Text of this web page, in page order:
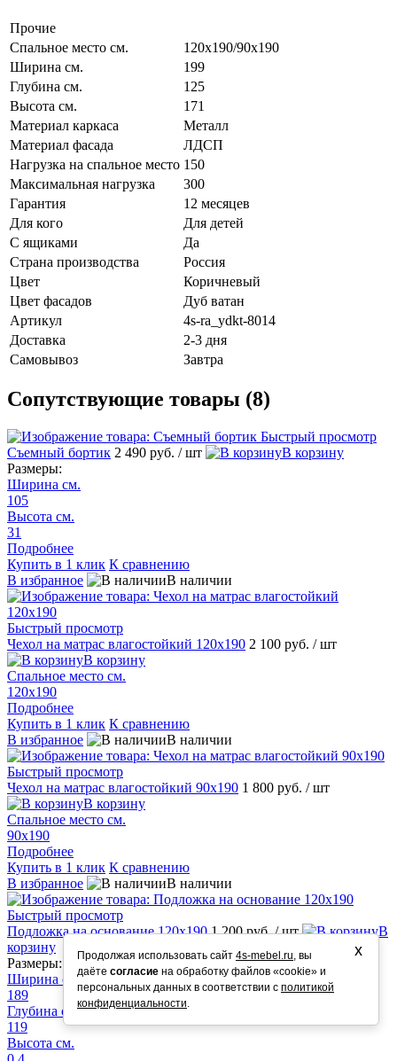
Прочие
Спальное место см.
120х190/90х190
Ширина см.
199
Глубина см.
125
Высота см.
171
Материал каркаса
Металл
Материал фасада
ЛДСП
Нагрузка на спальное место 150
Максимальная нагрузка
300
Гарантия
12 месяцев
Для кого
Для детей
С ящиками
Да
Страна производства
Россия
Цвет
Коричневый
Цвет фасадов
Дуб ватан
Артикул
4s-ra_ydkt-8014
Доставка
2-3 дня
Самовывоз
Завтра
Сопутствующие товары (8)
Быстрый просмотр
Съемный бортик 2 490 руб. / шт
В корзину
Размеры:
Ширина см.
105
Высота см.
31
Подробнее
Купить в 1 клик К сравнению
В избранное
В наличии
Быстрый просмотр
Чехол на матрас влагостойкий 120х190 2 100 руб. / шт
В корзину
Спальное место см.
120х190
Подробнее
Купить в 1 клик К сравнению
В избранное
В наличии
Быстрый просмотр
Чехол на матрас влагостойкий 90х190 1 800 руб. / шт
В корзину
Спальное место см.
90х190
Подробнее
Купить в 1 клик К сравнению
В избранное
В наличии
Быстрый просмотр
Подложка на основание 120х190 1 200 руб./ шт
В
корзину
Размеры:
Ширина см.
189
Глубина см.
119
Высота см.
Продолжая использовать сайт 4s-mebel.ru, вы
даёте согласие на обработку файлов «cookie» и
персональных данных в соответствии с политикой
конфиденциальности.
х